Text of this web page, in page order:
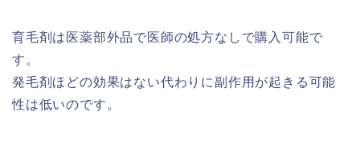
育毛剤は医薬部外品で医師の処方なしで購入可能で
す。
発毛剤ほどの効果はない代わりに副作用が起きる可能
性は低いのです。